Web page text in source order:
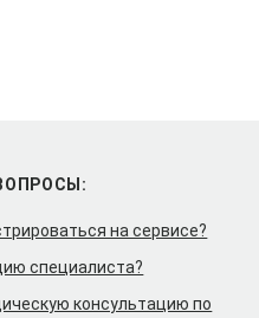
на сервисе?
специалиста?
консультацию по